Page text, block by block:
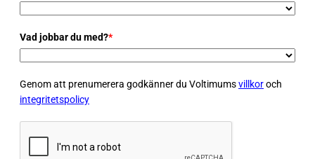
Vad jobbar du med?*
Genom att prenumerera godkänner du Voltimumsvillkoroch
integritetspolicy